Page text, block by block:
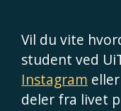
Vil du vite
student ved
Instagram eller
deler fra livet